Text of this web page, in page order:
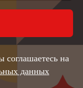
на
данных